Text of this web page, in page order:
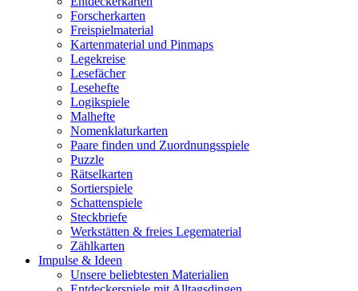
Forscherkarten
Freispielmaterial
Kartenmaterial und Pinmaps
Legekreise
Lesefächer
Lesehefte
Logikspiele
Malhefte
Nomenklaturkarten
Paare finden und Zuordnungsspiele
Puzzle
Rätselkarten
Sortierspiele
Schattenspiele
Steckbriefe
Werkstätten & freies Legematerial
Zählkarten
Impulse & Ideen
Unsere beliebtesten Materialien